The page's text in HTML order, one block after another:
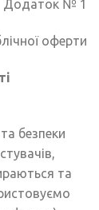
Додаток № 1
оферти
безпеки
та